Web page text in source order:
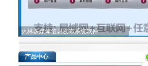
火林多媒体信息发布系统软件
产品中心